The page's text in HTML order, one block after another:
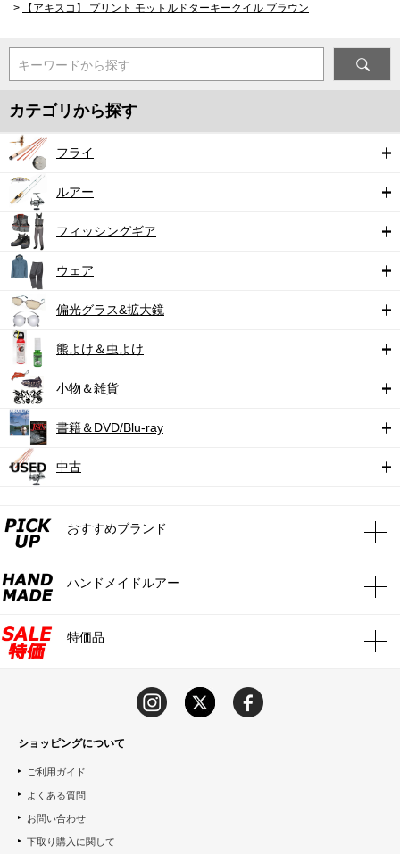
>
【アキスコ】 プリント モットルドターキークイル ブラウン
キーワードから探す
カテゴリから探す
フライ
ルアー
フィッシングギア
ウェア
偏光グラス&拡大鏡
熊よけ＆虫よけ
小物＆雑貨
書籍＆DVD/Blu-ray
中古
おすすめブランド
ハンドメイドルアー
特価品
ショッピングについて
ご利用ガイド
よくある質問
お問い合わせ
下取り購入に関して